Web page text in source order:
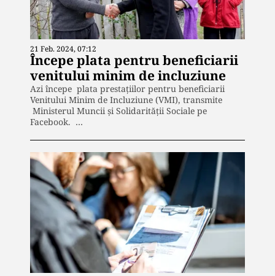
21 Feb. 2024, 07:12
Începe plata pentru beneficiarii
venitului minim de incluziune
Azi începe plata prestațiilor pentru beneficiarii
Venitului Minim de Incluziune (VMI), transmite
Ministerul Muncii și Solidarității Sociale pe
Facebook. …